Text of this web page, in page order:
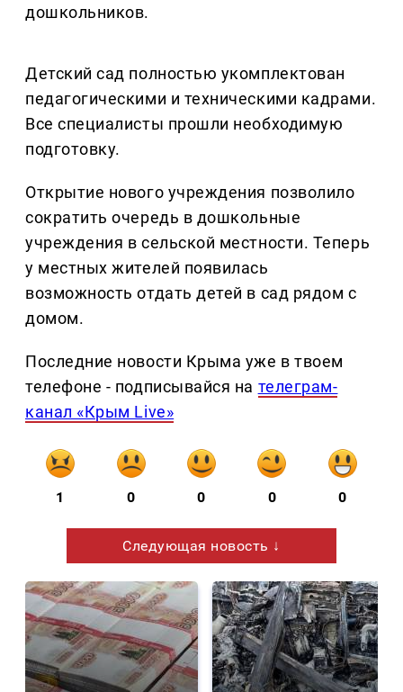
дошкольников.
Детский сад полностью укомплектован
педагогическими и техническими кадрами.
Все специалисты прошли необходимую
подготовку.
Открытие нового учреждения позволило
сократить очередь в дошкольные
учреждения в сельской местности. Теперь
у местных жителей появилась
возможность отдать детей в сад рядом с
домом.
Последние новости Крыма уже в твоем
телефоне - подписывайся на телеграм-
канал «Крым Live»
1 0 0 0 0
Следующая новость ↓